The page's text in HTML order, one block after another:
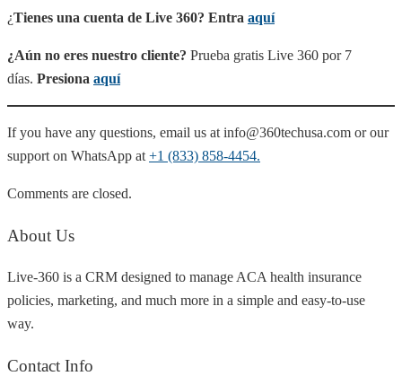
¿Tienes una cuenta de Live 360? Entra aquí
¿Aún no eres nuestro cliente? Prueba gratis Live 360 por 7
días. Presiona aquí
If you have any questions, email us at info@360techusa.com or our
support on WhatsApp at +1 (833) 858-4454.
Comments are closed.
About Us
Live-360 is a CRM designed to manage ACA health insurance
policies, marketing, and much more in a simple and easy-to-use
way.
Contact Info